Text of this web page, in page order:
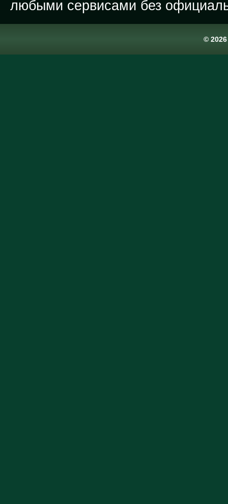
любыми сервисами без
©